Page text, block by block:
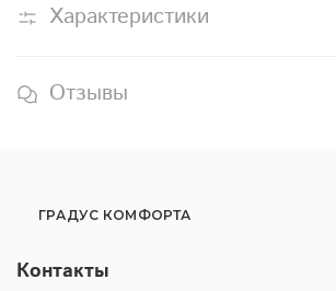
Характеристики
Отзывы
ГРАДУС КОМФОРТА
Контакты